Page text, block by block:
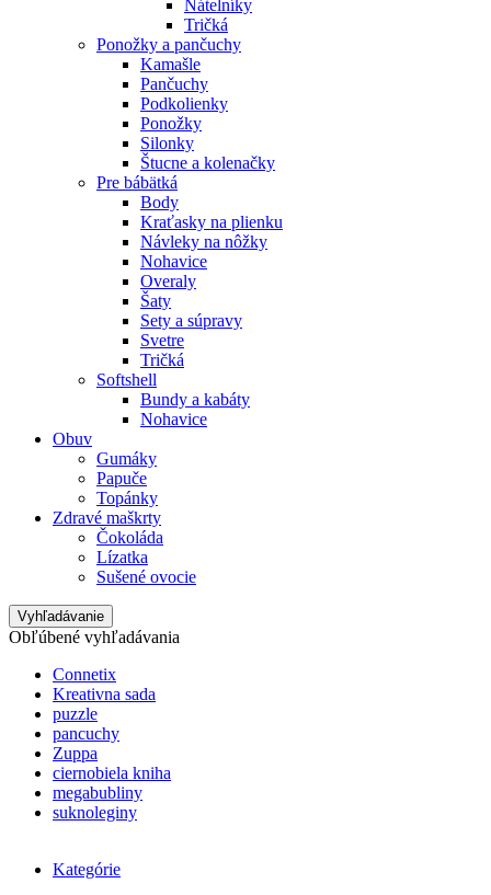
Nátelníky
Tričká
Ponožky a pančuchy
Kamašle
Pančuchy
Podkolienky
Ponožky
Silonky
Štucne a kolenačky
Pre bábätká
Body
Kraťasky na plienku
Návleky na nôžky
Nohavice
Overaly
Šaty
Sety a súpravy
Svetre
Tričká
Softshell
Bundy a kabáty
Nohavice
Obuv
Gumáky
Papuče
Topánky
Zdravé maškrty
Čokoláda
Lízatka
Sušené ovocie
Vyhľadávanie
Obľúbené vyhľadávania
Connetix
Kreativna sada
puzzle
pancuchy
Zuppa
ciernobiela kniha
megabubliny
suknoleginy
Kategórie